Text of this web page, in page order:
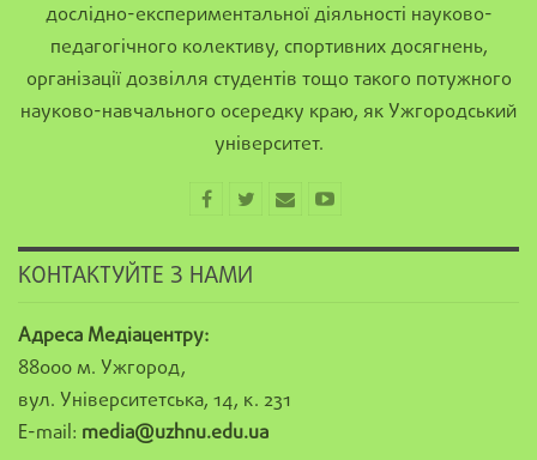
дослідно-експериментальної діяльності науково-
педагогічного колективу, спортивних досягнень,
організації дозвілля студентів тощо такого потужного
науково-навчального осередку краю, як Ужгородський
університет.
КОНТАКТУЙТЕ З НАМИ
Адреса Медіацентру:
88000 м. Ужгород,
вул. Університетська, 14, к. 231
E-mail: media@uzhnu.edu.ua